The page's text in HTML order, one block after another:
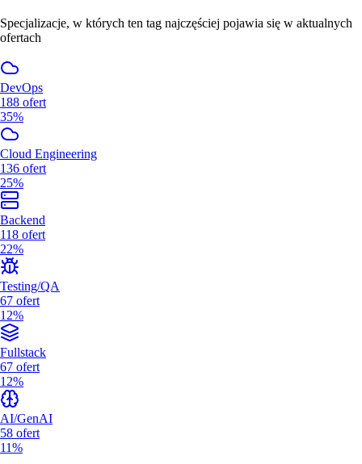
Specjalizacje, w których ten tag najczęściej pojawia się w aktualnych
ofertach
DevOps
188 ofert
35%
Cloud Engineering
136 ofert
25%
Backend
118 ofert
22%
Testing/QA
67 ofert
12%
Fullstack
67 ofert
12%
AI/GenAI
58 ofert
11%